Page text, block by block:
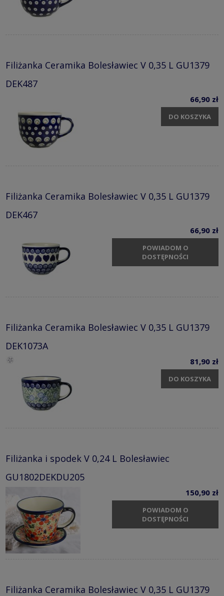
Filiżanka Ceramika Bolesławiec V 0,35 L GU1379
DEK487
66,90 zł
DO KOSZYKA
Filiżanka Ceramika Bolesławiec V 0,35 L GU1379
DEK467
66,90 zł
POWIADOM O
DOSTĘPNOŚCI
Filiżanka Ceramika Bolesławiec V 0,35 L GU1379
DEK1073A
81,90 zł
DO KOSZYKA
Filiżanka i spodek V 0,24 L Bolesławiec
GU1802DEKDU205
150,90 zł
POWIADOM O
DOSTĘPNOŚCI
Filiżanka Ceramika Bolesławiec V 0,35 L GU1379